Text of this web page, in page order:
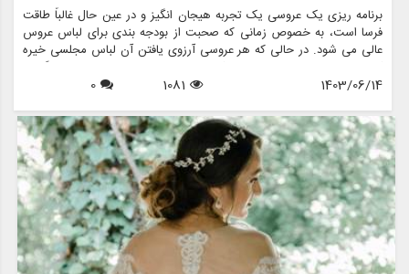
برنامه ریزی یک عروسی یک تجربه هیجان انگیز و در عین حال غالباً طاقت
فرسا است، به خصوص زمانی که صحبت از بودجه بندی برای لباس عروس
عالی می شود. در حالی که هر عروسی آرزوی یافتن آن لباس مجلسی خیره
کننده را دارد، واقعیت این است که لباس عروسی می تواند با قیمت گزافی
همراه باشد. با این حال، با برنامه ریزی دقیق و استراتژی های خرید
سبک یا کیفیت بیابید. در این مقاله، نکات مختلفی را برای به حداکثر رساندن
بودجه لباس عروس بررسی خواهیم کرد، از جمله اینکه چگونه فروشگاه هایی
مانند مزون چرخچی می توانند به شما در رسیدن به دیدگاه عروسی تان
کمک کنند، بدون اینکه پولی از دست بدهید.
1403/06/14
1081
0